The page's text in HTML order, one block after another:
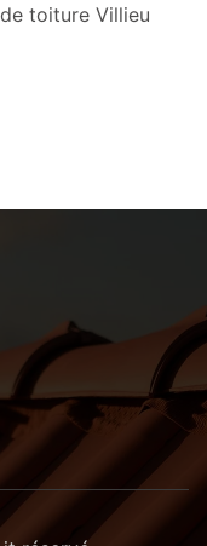
toiture Villieu